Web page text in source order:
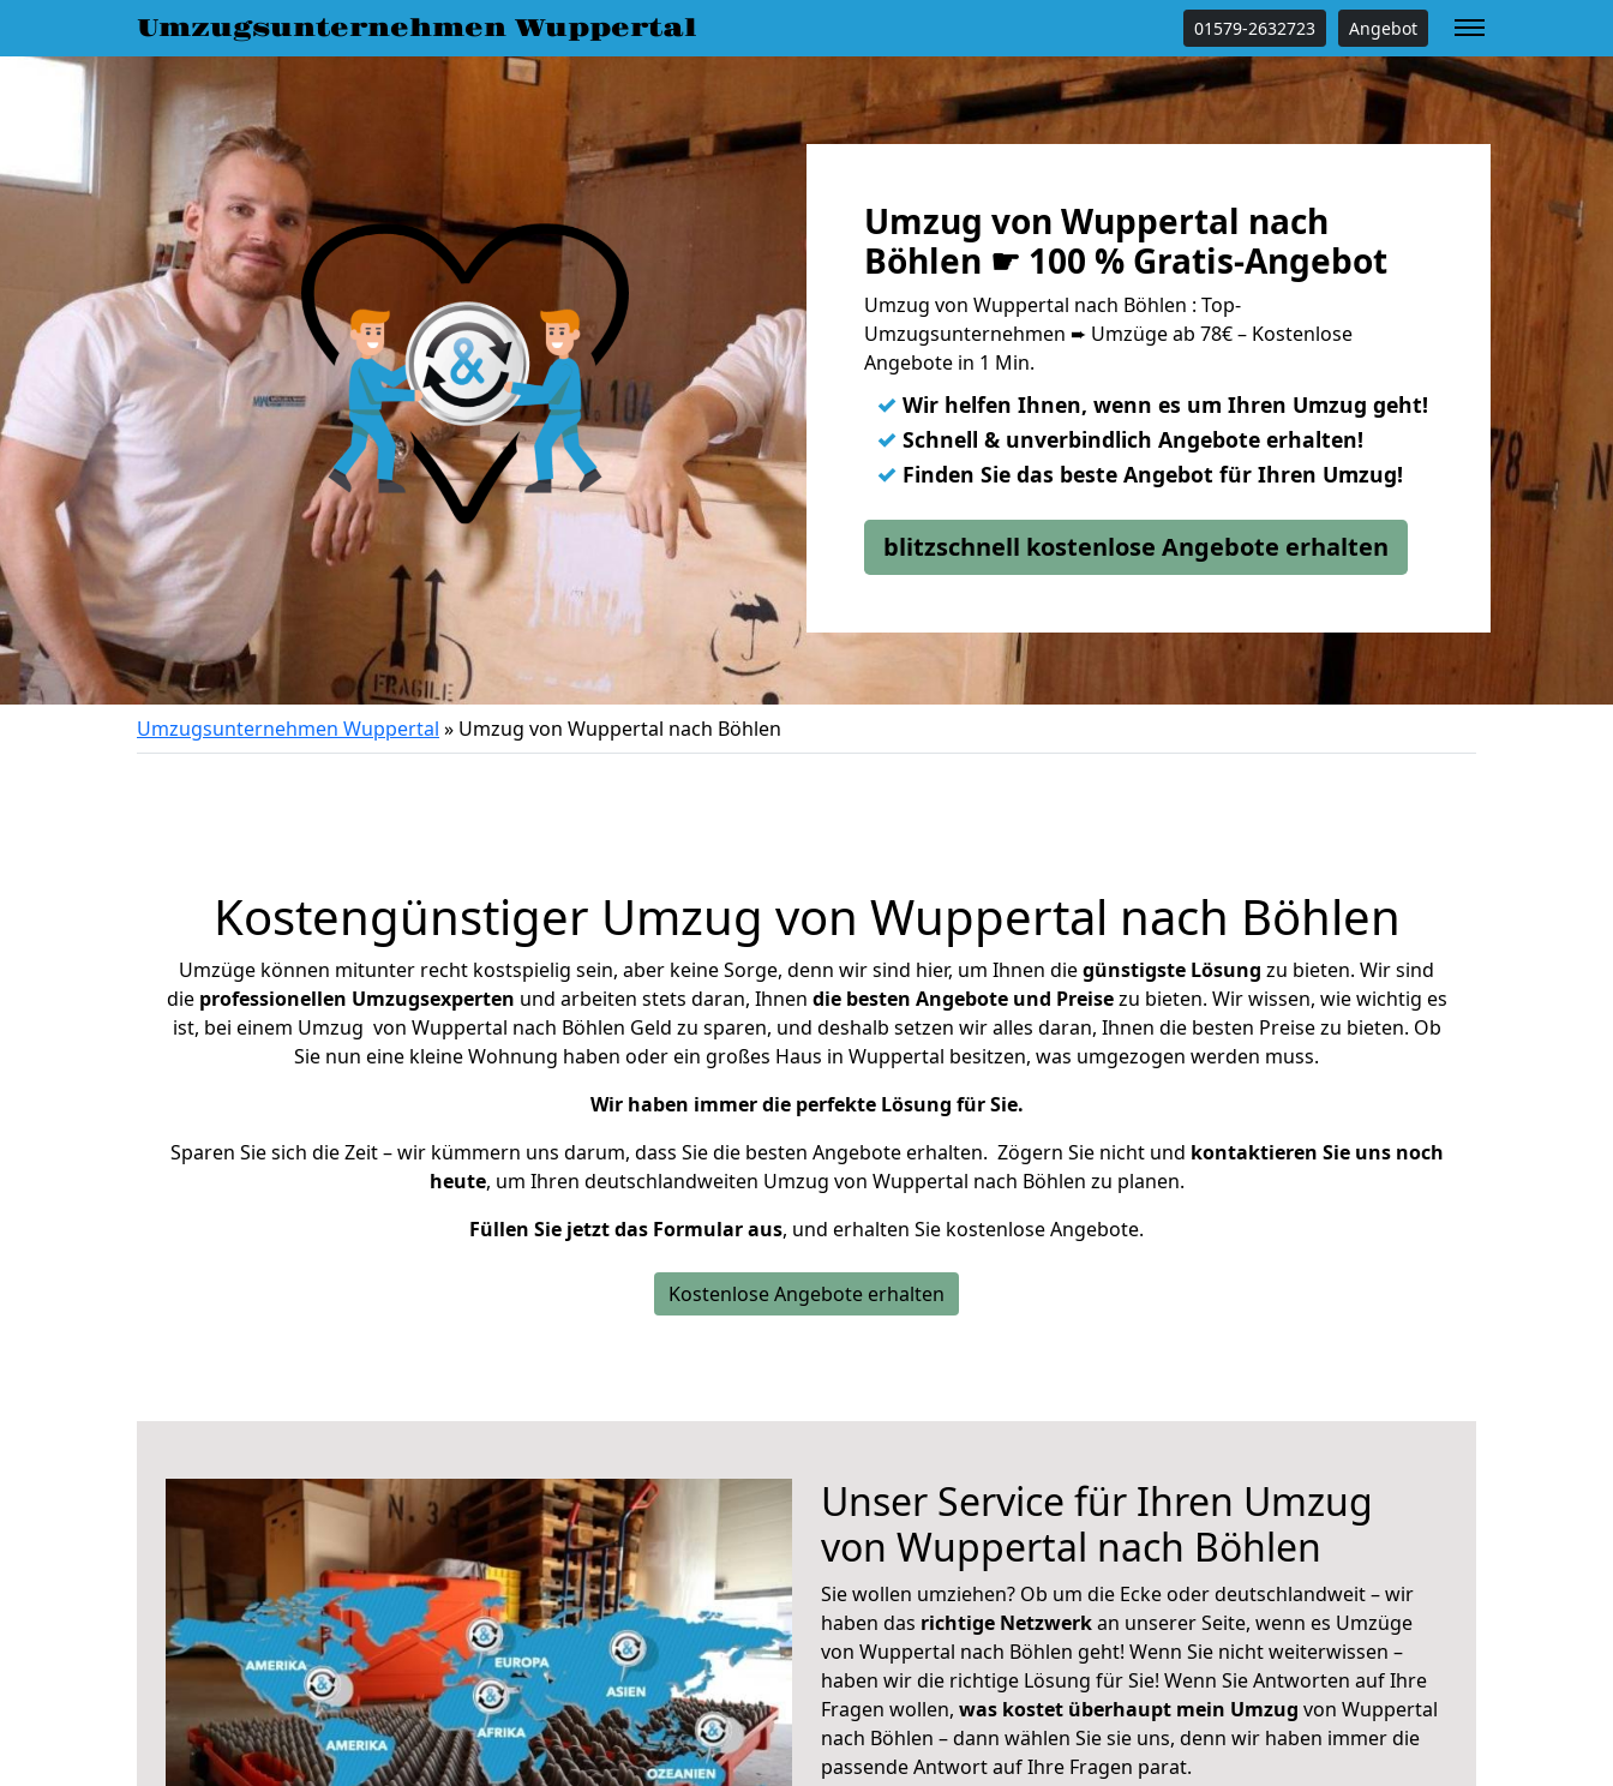
Umzugsunternehmen Wuppertal 01579-2632723 Angebot
Umzug von Wuppertal nach
Böhlen ☛ 100 % Gratis-Angebot
Umzug von Wuppertal nach Böhlen : Top-
Umzugsunternehmen ➨ Umzüge ab 78€ – Kostenlose
Angebote in 1 Min.
✓ Wir helfen Ihnen, wenn es um Ihren Umzug geht!
✓ Schnell & unverbindlich Angebote erhalten!
✓ Finden Sie das beste Angebot für Ihren Umzug!
blitzschnell kostenlose Angebote erhalten
Umzugsunternehmen Wuppertal » Umzug von Wuppertal nach Böhlen
Kostengünstiger Umzug von Wuppertal nach Böhlen
Umzüge können mitunter recht kostspielig sein, aber keine Sorge, denn wir sind hier, um Ihnen diegünstigste Lösung zu bieten. Wir sind
die professionellen Umzugsexperten und arbeiten stets daran, Ihnen die besten Angebote und Preisezu bieten. Wir wissen, wie wichtig es
ist, bei einem Umzug von Wuppertal nach Böhlen Geld zu sparen, und deshalb setzen wir alles daran, Ihnen die besten Preise zu bieten. Ob
Sie nun eine kleine Wohnung haben oder ein großes Haus in Wuppertal besitzen, was umgezogen werden muss.
Wir haben immer die perfekte Lösung für Sie.
Sparen Sie sich die Zeit – wir kümmern uns darum, dass Sie die besten Angebote erhalten. Zögern Sie nicht und kontaktieren Sie uns noch
heute, um Ihren deutschlandweiten Umzug von Wuppertal nach Böhlen zu planen.
Füllen Sie jetzt das Formular aus, und erhalten Sie kostenlose Angebote.
Kostenlose Angebote erhalten
Unser Service für Ihren Umzug
von Wuppertal nach Böhlen
Sie wollen umziehen? Ob um die Ecke oder deutschlandweit – wir
haben das richtige Netzwerkan unserer Seite, wenn es Umzüge
von Wuppertal nach Böhlen geht! Wenn Sie nicht weiterwissen –
haben wir die richtige Lösung für Sie! Wenn Sie Antworten auf Ihre
Fragen wollen, was kostet überhaupt mein Umzug von Wuppertal
nach Böhlen – dann wählen Sie sie uns, denn wir haben immer die
passende Antwort auf Ihre Fragen parat.